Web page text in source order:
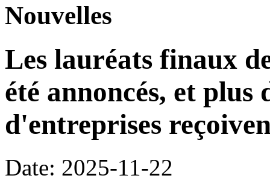
Nouvelles
Les lauréats finaux
été annoncés, et
d'entreprises
Date: 2025-11-22